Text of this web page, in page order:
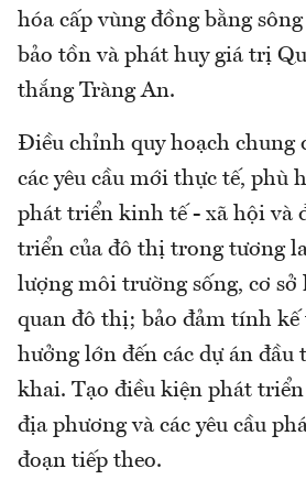
hóa cấp vùng đồng bằng
bảo tồn và phát huy giá trị
thắng Tràng An.
Điều chỉnh quy hoạch chung
các yêu cầu mới thực tế, phù
phát triển kinh tế - xã hội và
triển của đô thị trong tương
lượng môi trường sống, cơ sở
quan đô thị; bảo đảm tính
hưởng lớn đến các dự án đầu
khai. Tạo điều kiện phát
địa phương và các yêu cầu
đoạn tiếp theo.